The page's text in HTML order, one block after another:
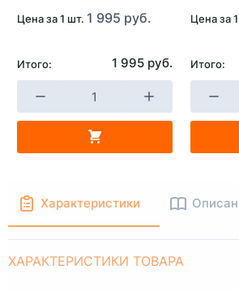
Цена за 1 шт. 1 995 руб.
Итого: 1 995 руб.
Цена за
Итого:
Характеристики
ХАРАКТЕРИСТИКИ ТОВАРА